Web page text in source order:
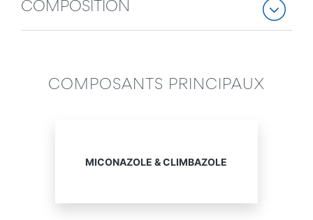
COMPOSITION
COMPOSANTS PRINCIPAUX
MICONAZOLE & CLIMBAZOLE